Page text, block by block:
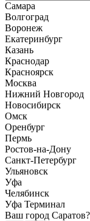
Самара
Волгоград
Воронеж
Екатеринбург
Казань
Краснодар
Красноярск
Москва
Нижний Новгород
Новосибирск
Омск
Оренбург
Пермь
Ростов-на-Дону
Санкт-Петербург
Ульяновск
Уфа
Челябинск
Уфа Терминал
Ваш город Саратов?